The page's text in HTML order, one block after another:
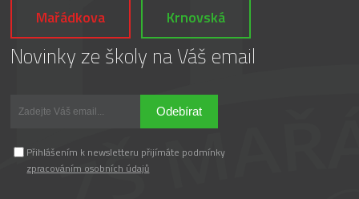
Mařádkova Krnovská
Novinky ze školy na Váš email
Odebírat
Přihlášením k newsletteru přijímáte podmínky
zpracováním osobních údajů